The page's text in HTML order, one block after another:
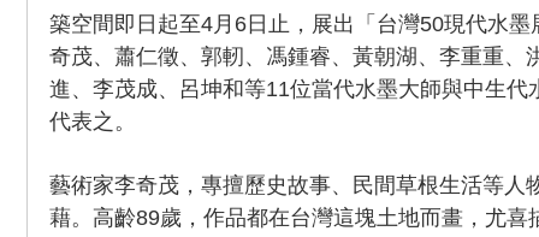
築空間即日起至4月6日止，展出「台灣50現代水
奇茂、蕭仁徵、郭軔、馮鍾睿、黃朝湖、李重重、
進、李茂成、呂坤和等11位當代水墨大師與中生代
代表之。
藝術家李奇茂，專擅歷史故事、民間草根生活等人
藉。高齡89歲，作品都在台灣這塊土地而畫，尤喜